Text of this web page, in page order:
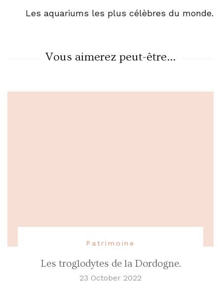
Les aquariums les plus célèbres du monde.
Vous aimerez peut-être...
Patrimoine
Les troglodytes de la Dordogne.
23 October 2022